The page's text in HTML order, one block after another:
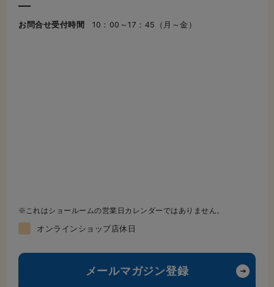
お問合せ受付時間 10：00～17：45（月～金）
これはショールームの営業日カレンダーではありません。
オンラインショップ店休日
メールマガジン登録